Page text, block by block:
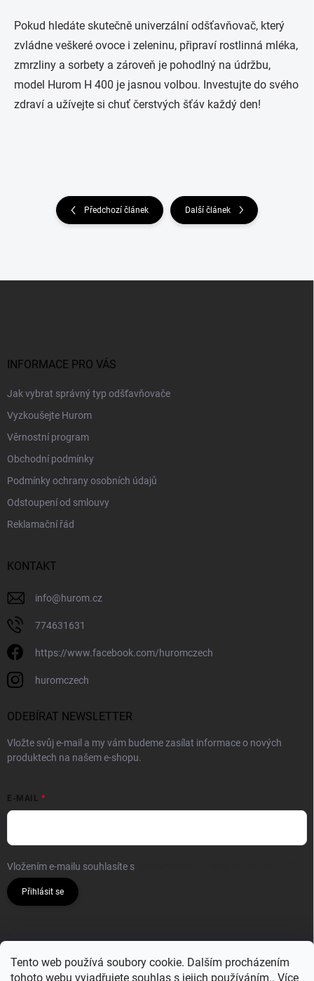
Tento web používá soubory cookie. Dalším procházením
tohoto webu vyjadřujete souhlas s jejich používáním.. Více
Pokud hledáte skutečně univerzální odšťavňovač, který
zvládne veškeré ovoce i zeleninu, připraví rostlinná mléka,
zmrzliny a sorbety a zároveň je pohodlný na údržbu,
model Hurom H 400 je jasnou volbou. Investujte do svého
zdraví a užívejte si chuť čerstvých šťáv každý den!
Předchozí článek Další článek
INFORMACE PRO VÁS
Jak vybrat správný typ odšťavňovače
Vyzkoušejte Hurom
Věrnostní program
Obchodní podmínky
Podmínky ochrany osobních údajů
Odstoupení od smlouvy
Reklamační řád
KONTAKT
info@hurom.cz
774631631
https://www.facebook.com/huromczech
huromczech
ODEBÍRAT NEWSLETTER
Vložte svůj e-mail a my vám budeme zasílat informace o nových
produktech na našem e-shopu.
E-MAIL
Vložením e-mailu souhlasíte s
Přihlásit se